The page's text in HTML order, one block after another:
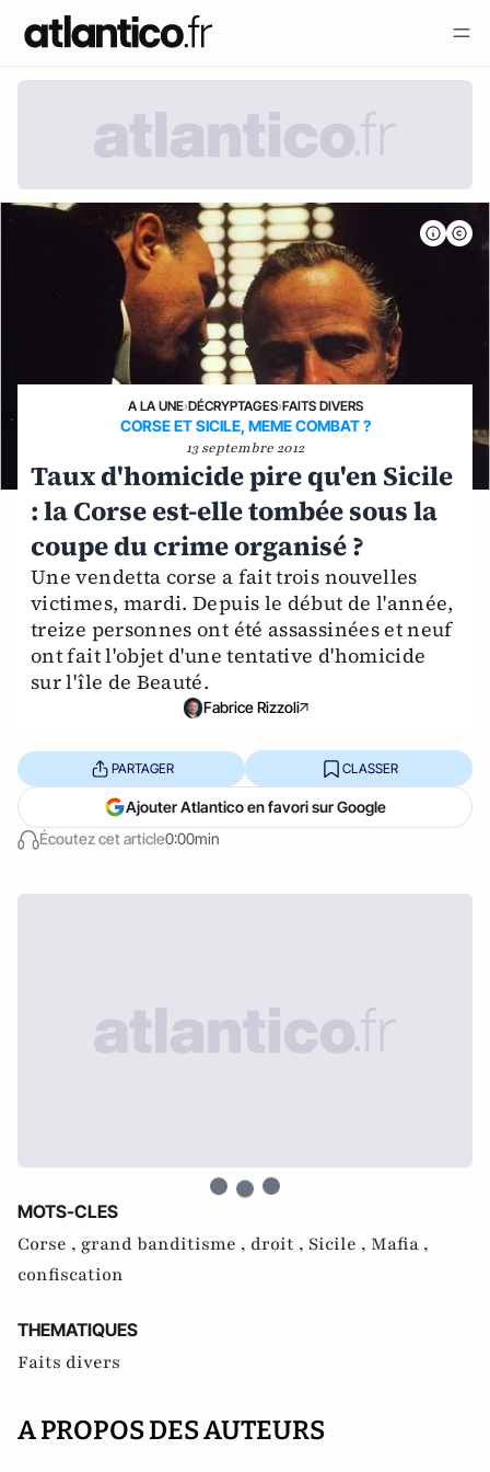
A LA UNE›DÉCRYPTAGES›FAITS DIVERS
CORSE ET SICILE, MEME COMBAT ?
13 septembre 2012
Taux d'homicide pire qu'en Sicile
: la Corse est-elle tombée sous la
coupe du crime organisé ?
Une vendetta corse a fait trois nouvelles
victimes, mardi. Depuis le début de l'année,
treize personnes ont été assassinées et neuf
ont fait l'objet d'une tentative d'homicide
sur l'île de Beauté.
Fabrice Rizzoli
Écoutez cet article0:00min
PARTAGER CLASSER
Ajouter Atlantico en favori sur Google
MOTS-CLES
Corse , grand banditisme , droit , Sicile , Mafia ,
confiscation
THEMATIQUES
Faits divers
A PROPOS DES AUTEURS